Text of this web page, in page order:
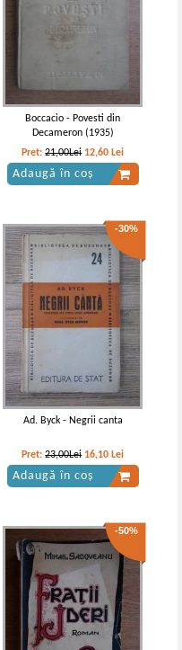
Boccacio - Povesti din
Decameron (1935)
Pret:21,00Lei 12,60 Lei
Adaugă în coș
-30%
Ad. Byck - Negrii canta
Pret:23,00Lei 16,10 Lei
Adaugă în coș
-50%